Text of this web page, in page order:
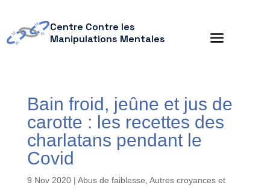
Centre Contre les
Manipulations Mentales
Bain froid, jeûne et jus de
carotte : les recettes des
charlatans pendant le
Covid
9 Nov 2020| Abus de faiblesse Autres croyances et